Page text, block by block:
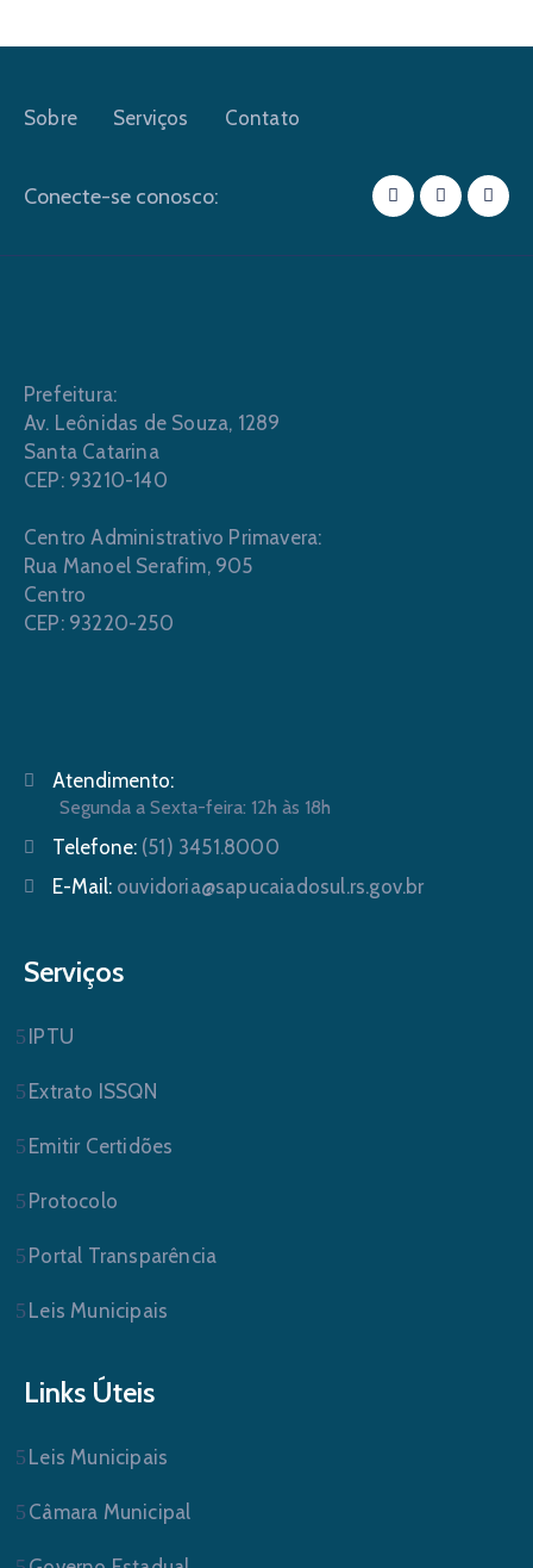
Sobre Serviços Contato
Conecte-se conosco:
Prefeitura:
Av. Leônidas de Souza, 1289
Santa Catarina
CEP: 93210-140
Centro Administrativo Primavera:
Rua Manoel Serafim, 905
Centro
CEP: 93220-250
Atendimento:
Segunda a Sexta-feira: 12h às 18h
Telefone: (51) 3451.8000
E-Mail: ouvidoria@sapucaiadosul.rs.gov.br
Serviços
IPTU
Extrato ISSQN
Emitir Certidões
Protocolo
Portal Transparência
Leis Municipais
Links Úteis
Leis Municipais
Câmara Municipal